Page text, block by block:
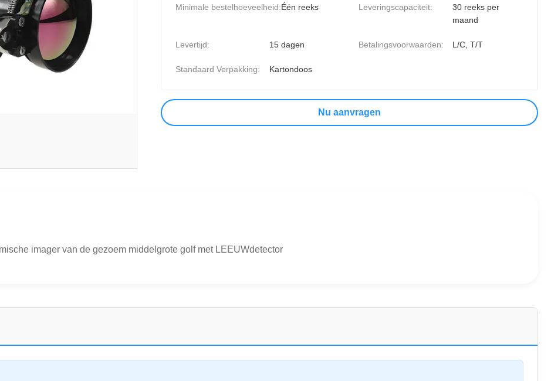
Minimale bestelhoeveelheid:Één reeks Leveringscapaciteit:
30 reeks per
maand
Levertijd: 15 dagen Betalingsvoorwaarden: L/C, T/T
Standaard Verpakking: Kartondoos
Nu aanvragen
imager van de gezoem middelgrote golf met LEEUWdetector